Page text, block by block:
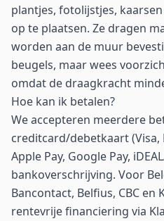
plantjes, fotolijstjes,
op te plaatsen. Ze dragen
worden aan de muur
beugels, maar wees
omdat de draagkracht
Hoe kan ik betalen?
We accepteren meerdere
creditcard/debetkaart (Visa,
Apple Pay, Google Pay,
bankoverschrijving. Voor
Bancontact, Belfius, CBC en
rentevrije financiering via